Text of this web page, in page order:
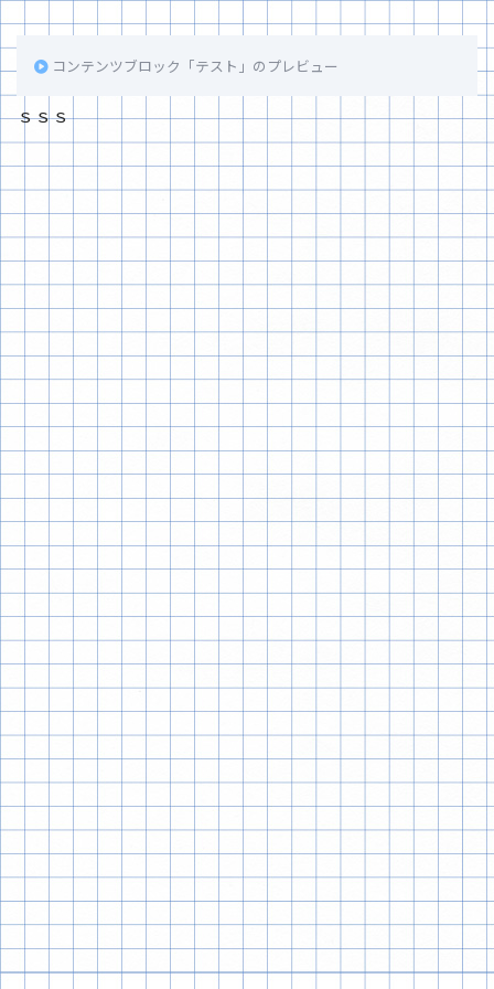
コンテンツブロック「テスト」のプレビュー
ｓｓｓ